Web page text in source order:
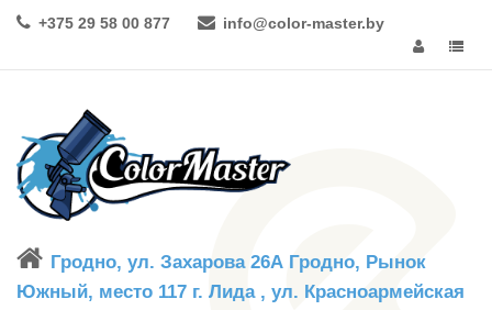
+375 29 58 00 877 info@color-master.by
Гродно, ул. Захарова 26А Гродно, Рынок
Южный, место 117 г. Лида , ул. Красноармейская